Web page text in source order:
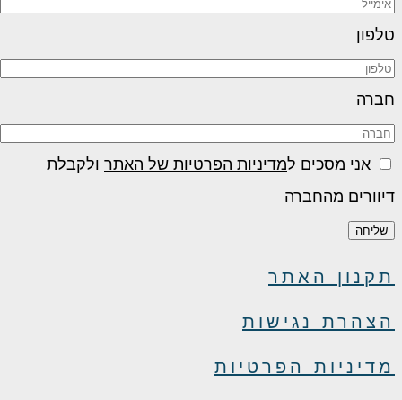
טלפון
חברה
אני מסכים למדיניות הפרטיות של האתר ולקבלת
דיוורים מהחברה
שליחה
תקנון האתר
הצהרת נגישות
מדיניות הפרטיות